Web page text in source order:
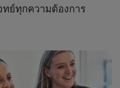
ย์ทุกความต้องการ